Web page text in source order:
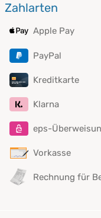
Zahlarten
Apple Pay
PayPal
Kreditkarte
Klarna
eps-
Vorkasse
Rechnung für